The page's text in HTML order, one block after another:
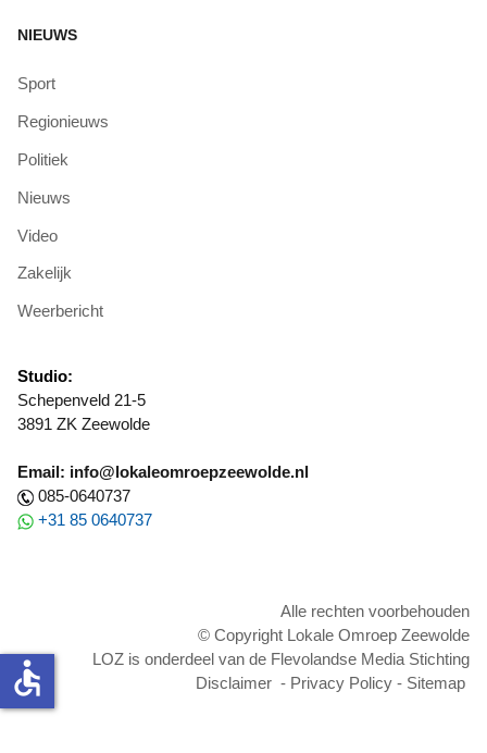
NIEUWS
Sport
Regionieuws
Politiek
Nieuws
Video
Zakelijk
Weerbericht
Studio:
Schepenveld 21-5
3891 ZK Zeewolde
Email: info@lokaleomroepzeewolde.nl
085-0640737
+31 85 0640737
Alle rechten voorbehouden
© Copyright Lokale Omroep Zeewolde
LOZ is onderdeel van de Flevolandse Media Stichting
Disclaimer - Privacy Policy - Sitemap
accessible